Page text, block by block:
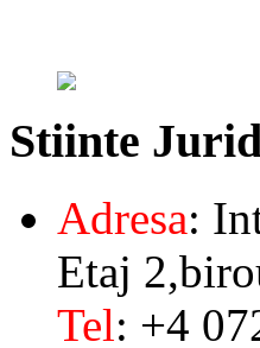
Stiinte
Adresa:
Etaj
Tel: +4